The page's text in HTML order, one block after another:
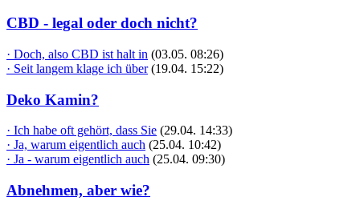
CBD - legal oder doch nicht?
· Doch, also CBD ist halt in (03.05. 08:26)
· Seit langem klage ich über (19.04. 15:22)
Deko Kamin?
· Ich habe oft gehört, dass Sie (29.04. 14:33)
· Ja, warum eigentlich auch (25.04. 10:42)
· Ja - warum eigentlich auch (25.04. 09:30)
Abnehmen, aber wie?